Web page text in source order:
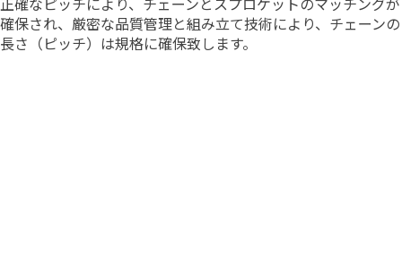
確保され、厳密な品質管理と組み立て技術により、チェーンの
長さ（ピッチ）は規格に確保致します。